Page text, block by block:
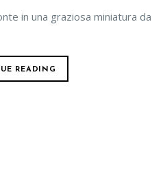
in una graziosa miniatura da
READING